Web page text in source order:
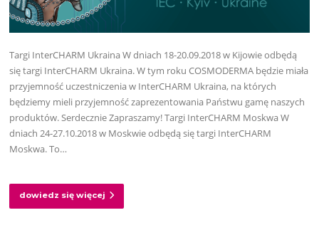
Targi InterCHARM Ukraina W dniach 18-20.09.2018 w Kijowie odbędą
się targi InterCHARM Ukraina. W tym roku COSMODERMA będzie miała
przyjemność uczestniczenia w InterCHARM Ukraina, na których
będziemy mieli przyjemność zaprezentowania Państwu gamę naszych
produktów. Serdecznie Zapraszamy! Targi InterCHARM Moskwa W
dniach 24-27.10.2018 w Moskwie odbędą się targi InterCHARM
Moskwa. To…
dowiedz się więcej